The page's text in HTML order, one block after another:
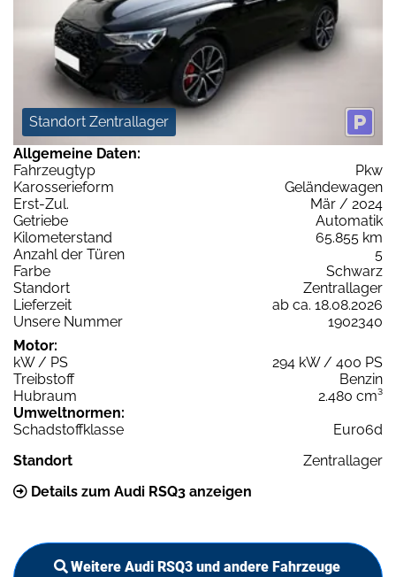
Standort Zentrallager
Allgemeine Daten:
Fahrzeugtyp
Pkw
Karosserieform
Geländewagen
Erst-Zul.
Mär / 2024
Getriebe
Automatik
Kilometerstand
65.855 km
Anzahl der Türen
5
Farbe
Schwarz
Standort
Zentrallager
Lieferzeit
ab ca. 18.08.2026
Unsere Nummer
1902340
Motor:
kW / PS
294 kW / 400 PS
Treibstoff
Benzin
Hubraum
2.480 cm³
Umweltnormen:
Schadstoffklasse
Euro6d
Standort
Zentrallager
Details zum Audi RSQ3 anzeigen
Weitere Audi RSQ3 und andere Fahrzeuge